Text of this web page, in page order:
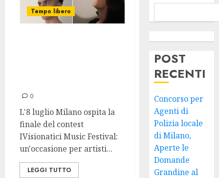
Tempo libero
0
L'8 luglio Milano ospita la
finale del contest
IVisionatici Music Festival:
un'occasione per artisti...
LEGGI TUTTO
POST
RECENTI
Concorso per
Agenti di
Polizia locale
di Milano,
Aperte le
Domande
Grandine al